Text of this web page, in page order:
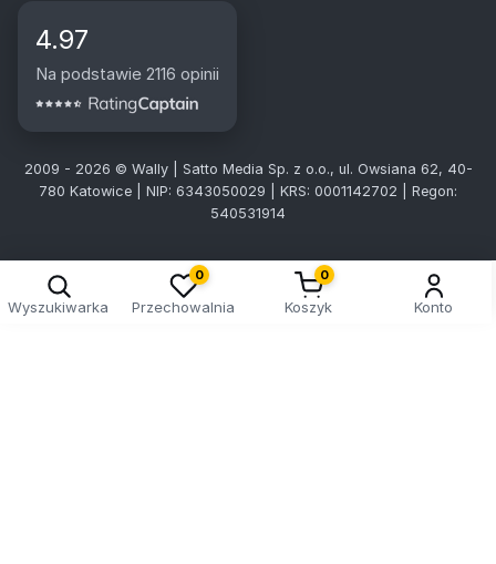
4.97
Na podstawie 2116 opinii
2009 - 2026 © Wally | Satto Media Sp. z o.o., ul. Owsiana 62, 40-
780 Katowice | NIP: 6343050029 | KRS: 0001142702 | Regon:
540531914
Wyszukiwarka
0
Przechowalnia
0
Koszyk Konto